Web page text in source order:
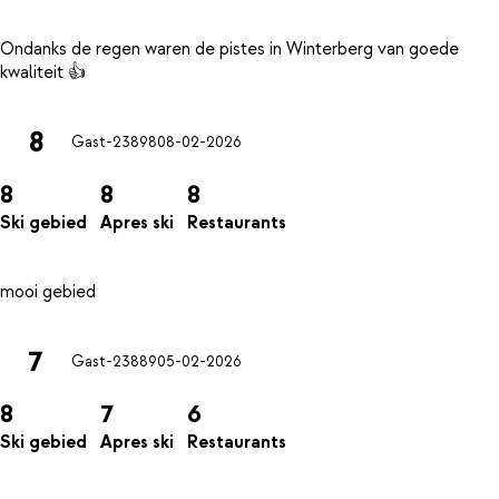
Ondanks de regen waren de pistes in Winterberg van goede
8 Gast-2389808-02-2026
8
Ski gebied
8
Apres ski
8
Restaurants
7 Gast-2388905-02-2026
8
Ski gebied
7
Apres ski
6
Restaurants